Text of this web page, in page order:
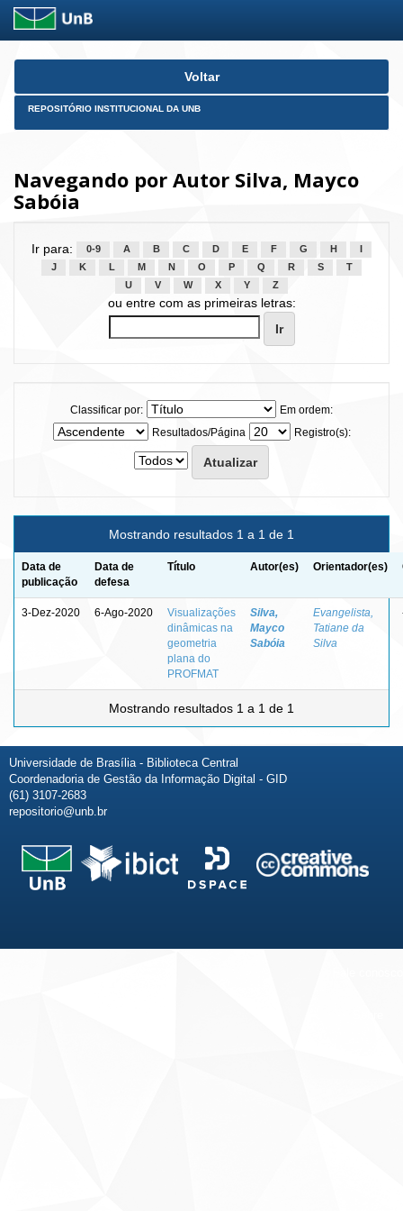
Skip
Voltar
REPOSITÓRIO INSTITUCIONAL DA UNB
Navegando por Autor Silva, Mayco
Sabóia
Ir para: 0-9 A B C D E F G H
J
K L M N O P Q R S
T
U
V W X Y Z
ou entre com as primeiras letras:
Classificar por:
Em ordem:
Resultados/Página
Registro(s):
Mostrando resultados 1 a 1 de 1
Data de
publicação
Data de
defesa
Título Autor(es) Orientador(es)
3-Dez-2020 6-Ago-2020
Visualizações
dinâmicas na
geometria
plana do
PROFMAT
Silva,
Mayco
Sabóia
Evangelista,
Tatiane da
Silva
Mostrando resultados 1 a 1 de 1
Universidade de Brasília - Biblioteca Central
Coordenadoria de Gestão da Informação Digital - GID
(61) 3107-2683
repositorio@unb.br